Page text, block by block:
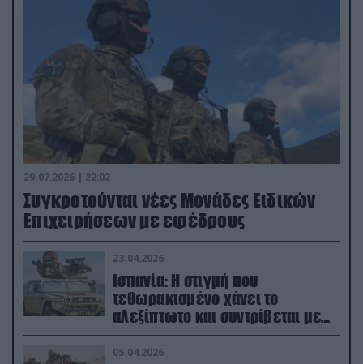
29.07.2026 | 22:02
Συγκροτούνται νέες Μονάδες Ειδικών
Επιχειρήσεων με εφέδρους
23.04.2026
Ισπανία: Η στιγμή που
τεθωρακισμένο χάνει το
αλεξίπτωτο και συντρίβεται με
ορμή στο έδαφος (βίντεο)
05.04.2026